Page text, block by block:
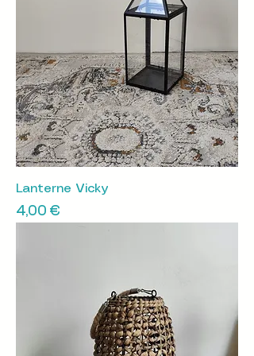
Lanterne Vicky
Prix
4,00 €